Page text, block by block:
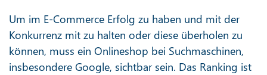
Um im E-Commerce Erfolg zu haben und mit der
Konkurrenz mit zu halten oder diese überholen zu
können, muss ein Onlineshop bei Suchmaschinen,
insbesondere Google, sichtbar sein. Das Ranking ist